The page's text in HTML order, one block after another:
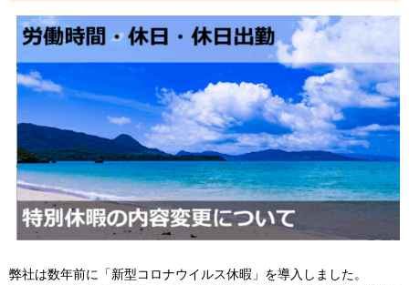
弊社は数年前に「新型コロナウイルス休暇」を導入しました。